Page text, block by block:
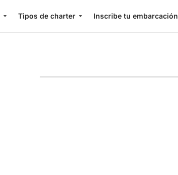
Tipos de charter Inscribe tu embarcación